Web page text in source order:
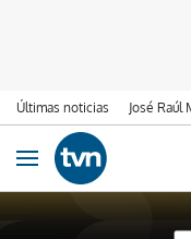
Últimas noticias José Raúl
Ir al contenido
Obrir navegació